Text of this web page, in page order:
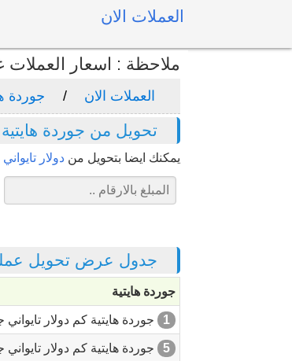
العملات الان
ملاحظة : اسعار العملات
العملات الان جوردة
تحويل من جوردة هايتية
يمكنك ايضا بتحويل من دولار
جدول عرض تحويل عملة
جوردة هايتية
1 جوردة هايتية كم دولار تايواني
5 جوردة هايتية كم دولار تايواني